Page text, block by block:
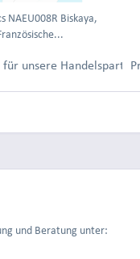
NAEU008R Biskaya,
für unsere
und Beratung unter: